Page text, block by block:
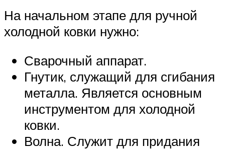
На начальном этапе для ручной
холодной ковки нужно:
Сварочный аппарат.
Гнутик, служащий для сгибания
металла. Является основным
инструментом для холодной
ковки.
Волна. Служит для придания